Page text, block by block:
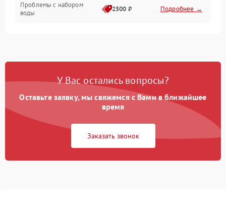
Проблемы с набором
воды
2500 ₽ Подробнее →
Замена платы управления 2200 ₽ Подробнее →
У Вас остались вопросы?
Оставьте заявку, мы свяжемся с Вами в ближайшее
время
Заказать звонок